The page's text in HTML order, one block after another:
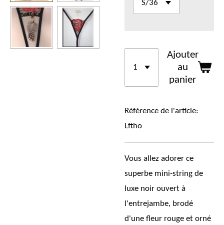
Ajouter
au
panier
Référence de l'article:
Lftho
Vous allez adorer ce
superbe mini-string de
luxe noir ouvert à
l'entrejambe, brodé
d'une fleur rouge et orné